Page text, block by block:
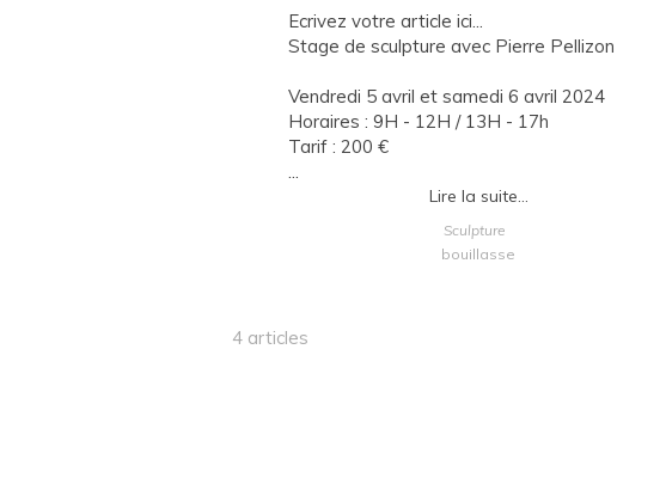
Ecrivez votre article ici...
Stage de sculpture avec Pierre Pellizon
Vendredi 5 avril et samedi 6 avril 2024
Horaires : 9H - 12H / 13H - 17h
Tarif : 200 €
Lire la suite...
Sculpture
bouillasse
4 articles